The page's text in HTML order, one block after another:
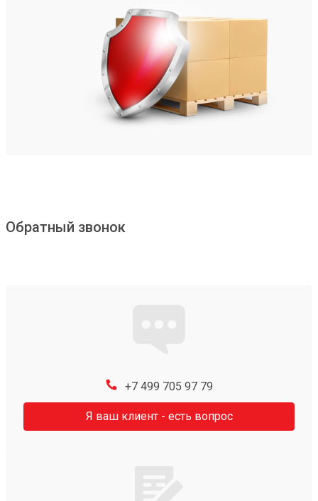
Обратный звонок
+7 499 705 97 79
Я ваш клиент - есть вопрос